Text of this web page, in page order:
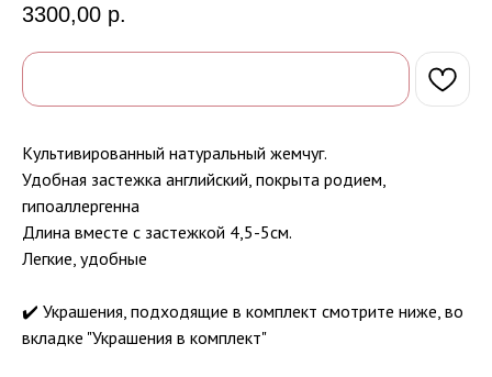
3300,00 р.
Культивированный натуральный жемчуг.
Удобная застежка английский, покрыта родием,
гипоаллергенна
Длина вместе с застежкой 4,5-5см.
Легкие, удобные
✔️ Украшения, подходящие в комплект смотрите ниже, во
вкладке "Украшения в комплект"